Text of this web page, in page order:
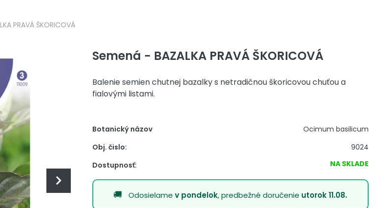
PRAVÁ ŠKORICOVÁ
Semená - BAZALKA PRAVÁ ŠKORICOVÁ
Balenie semien chutnej bazalky s netradičnou škoricovou chuťou a
fialovými listami.
Botanický názov
Ocimum basilicum
Obj. čislo:
9024
Dostupnosť:
NA SKLADE
Odosielamev pondelok, predbežné doručenie utorok 11.08.